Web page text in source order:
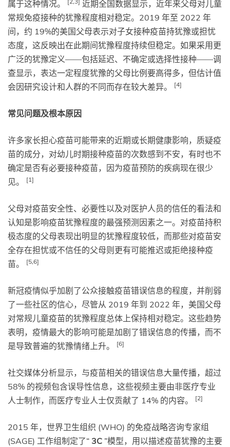
属于这种情况。
近期全国数据显示，近年来父母对儿童
常规免疫接种的犹豫程度相对稳定。2019 年至 2022 年
间，约 19%的美国父母表示对子女接种疫苗持犹豫或担忧
态度，这反映出在此期间犹豫程度持续但稳定。如果采用更
广泛的犹豫定义——包括延迟、不确定或选择性接种——调
查显示，表达一定程度犹豫的父母比例要高得多，但估计值
会因研究设计和人群的不同而存在较大差异。
[4]
常见问题及根本原因
许多家长担心疫苗可能带来的近期或长期健康影响，质疑疫
苗的成分，对幼儿时期接种疫苗的次数感到不安，有时也不
确定是否有必要接种疫苗，因为疫苗预防的疾病现在很少
见。
[1]
父母对疫苗安全性、必要性以及对医护人员的信任的看法和
认知是影响疫苗犹豫程度的最强预测因素之一。对疫苗持积
极态度的父母表现出明显的犹豫程度较低，而那些对疫苗安
全存在担忧或不信任的父母则更有可能推迟或拒绝接种疫
苗。
[5,6]
新冠疫情似乎加剧了公众接触疫苗错误信息的程度，并削弱
了一些社区的信心，尽管从 2019 年到 2022 年，美国父母
对常规儿童疫苗的犹豫程度总体上保持相对稳定。这些趋势
表明，疫情最大的影响可能是加剧了错误信息的传播，而不
是导致普遍的犹豫情绪上升。
[6]
社交媒体分析显示，与疫苗相关的错误信息大量传播，超过
58% 的视频包含误导性信息，这些视频主要由非医疗专业
人士制作，而医疗专业人士仅贡献了 14% 的内容。
[2]
2015 年，世界卫生组织 (WHO) 的免疫战略咨询专家组
(SAGE) 工作组制定了“ 3C ”模型，用以描述疫苗犹豫的主要